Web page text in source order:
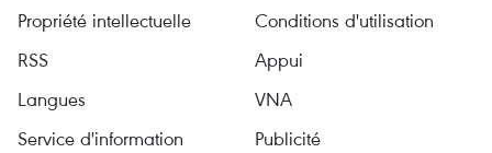
Propriété intellectuelle
Conditions d'utilisation
RSS
Appui
Langues
VNA
Service d'information
Publicité